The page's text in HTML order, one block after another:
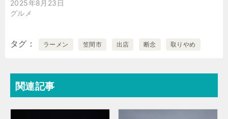
2025年8月23日
グルメ
タグ ラーメン 笠間市 出店 断念 取りやめ
関連記事